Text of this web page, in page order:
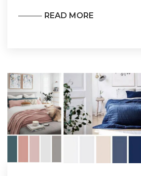
READ MORE